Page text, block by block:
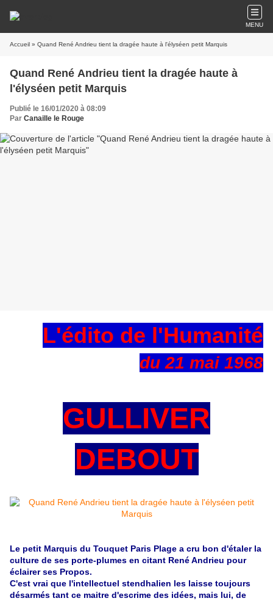
MENU
Accueil » Quand René Andrieu tient la dragée haute à l'élyséen petit Marquis
Quand René Andrieu tient la dragée haute à
l'élyséen petit Marquis
Publié le 16/01/2020 à 08:09
Par Canaille le Rouge
L'édito de l'Humanité
du 21 mai 1968
GULLIVER
DEBOUT
Le petit Marquis du Touquet Paris Plage a cru bon d'étaler la
culture de ses porte-plumes en citant René Andrieu pour
éclairer ses Propos.
C'est vrai que l'intellectuel stendhalien les laisse toujours
désarmés tant ce maitre d'escrime des idées, mais lui, de